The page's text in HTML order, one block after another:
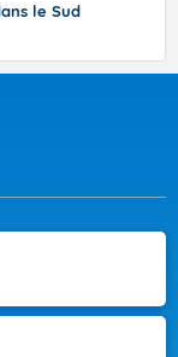
le Sud